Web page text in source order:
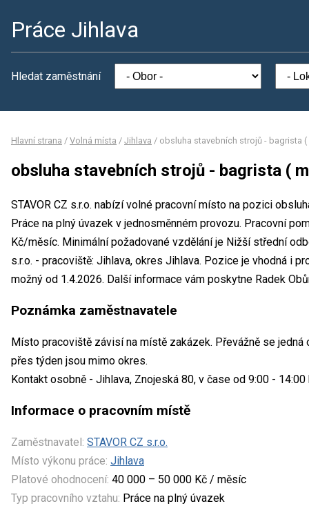
Práce Jihlava
Hledat zaměstnání
Hlavní strana / Volná místa / Jihlava / obsluha stavebních strojů - bagrista
obsluha stavebních strojů - bagrista (
STAVOR CZ s.r.o. nabízí volné pracovní místo na pozici
Práce na plný úvazek v jednosměnném provozu. Pracovní
Kč/měsíc. Minimální požadované vzdělání je Nižší střední
s.r.o. - pracoviště: Jihlava, okres Jihlava. Pozice je vhodná i
možný od 1.4.2026. Další informace vám poskytne Radek
Poznámka zaměstnavatele
Místo pracoviště závisí na místě zakázek. Převážně se jedná
přes týden jsou mimo okres.
Kontakt osobně - Jihlava, Znojeská 80, v čase od 9:00 -
Informace o pracovním místě
Zaměstnavatel: STAVOR CZ s.r.o.
Místo výkonu práce: Jihlava
Platové ohodnocení: 40 000 – 50 000 Kč / měsíc
Typ pracovního vztahu: Práce na plný úvazek